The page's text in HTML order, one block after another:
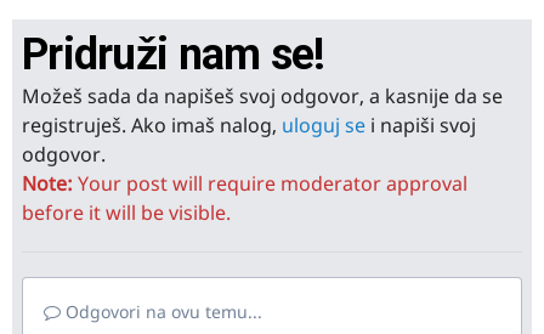
Pridruži nam se!
Možeš sada da napišeš svoj odgovor, a kasnije da se
registruješ. Ako imaš nalog, uloguj se i napiši svoj
odgovor.
Note: Your post will require moderator approval
before it will be visible.
Odgovori na ovu temu...